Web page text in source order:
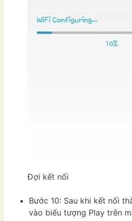
Đợi kết nối
Bước 10: Sau khi kết nối
vào biểu tượng Play trên